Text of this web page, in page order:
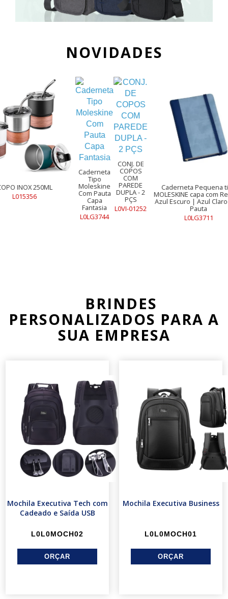
NOVIDADES
Caderneta
Moleskine
Com Pauta
Capa
CONJ. DE
COPOS
PAREDE
DUPLA - 2
L0VI-01252
Caderneta Pequena tipo
MOLESKINE capa com Recorte
Azul Escuro | Azul Claro Com
Pauta
Kit
Caderno
L0CAD300
BRINDES
PERSONALIZADOS PARA A
SUA EMPRESA
Mochila Executiva Tech com
Cadeado e Saída USB
L0L0MOCH02
Mochila Executiva Business
L0L0MOCH01